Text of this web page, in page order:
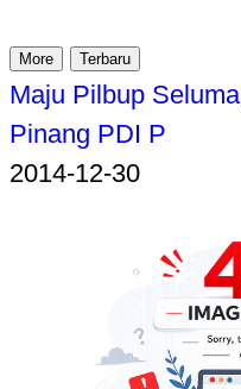
More Terbaru
Maju Pilbup
Pinang PDI P
2014-12-30